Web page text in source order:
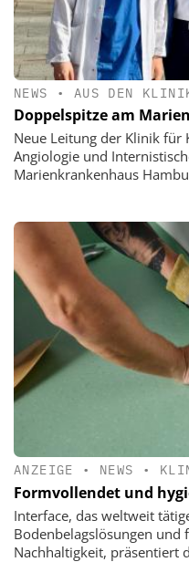
NEWS • AUS DEN
Doppelspitze am
Neue Leitung der Klinik für
Angiologie und
Marienkrankenhaus
ANZEIGE • NEWS •
Formvollendet und
Interface, das weltweit
Bodenbelagslösungen und
Nachhaltigkeit, präsentiert